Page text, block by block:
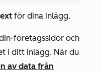
för dina inlägg.
företagssidor och
i ditt inlägg. När du
av data från